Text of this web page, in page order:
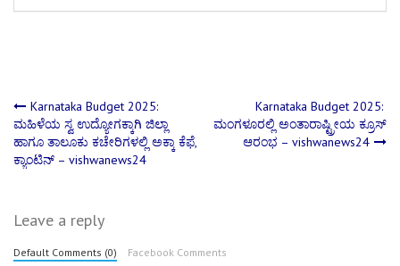
Post
navigation
Karnataka Budget 2025:
ಮಹಿಳೆಯ ಸ್ವ ಉದ್ಯೋಗಕ್ಕಾಗಿ ಜಿಲ್ಲಾ
ಹಾಗೂ ತಾಲೂಕು ಕಚೇರಿಗಳಲ್ಲಿ ಅಕ್ಕಾ ಕೆಫೆ,
ಕ್ಯಾಂಟಿನ್ – vishwanews24
Karnataka Budget 2025:
ಮಂಗಳೂರಲ್ಲಿ ಅಂತಾರಾಷ್ಟ್ರೀಯ ಕ್ರೂಸ್‌
ಆರಂಭ – vishwanews24
Leave a reply
Default Comments (0) Facebook Comments